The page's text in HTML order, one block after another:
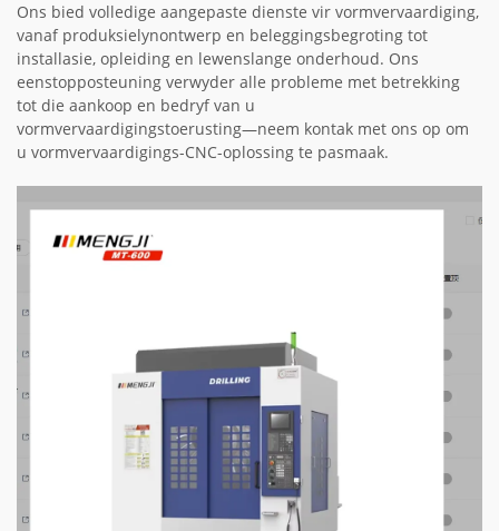
Ons bied volledige aangepaste dienste vir vormvervaardiging,
vanaf produksielynontwerp en beleggingsbegroting tot
installasie, opleiding en lewenslange onderhoud. Ons
eenstopposteuning verwyder alle probleme met betrekking
tot die aankoop en bedryf van u
vormvervaardigingstoerusting—neem kontak met ons op om
u vormvervaardigings-CNC-oplossing te pasmaak.